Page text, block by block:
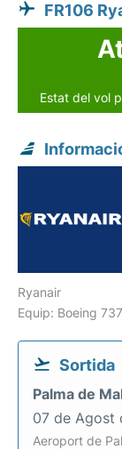
FR106
Estat del vol
Ryanair
Equip: Boeing
Sortida
Palma de
07 de Agost
Aeroport de